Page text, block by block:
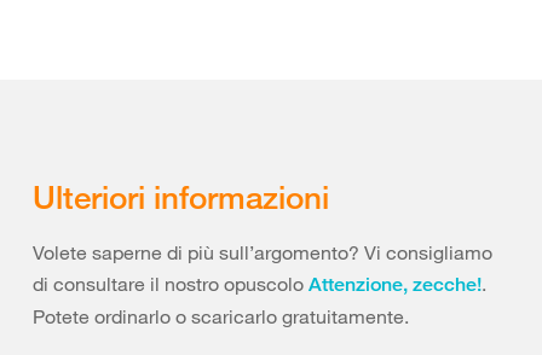
Ulteriori informazioni
Volete saperne di più sull’argomento? Vi consigliamo
di consultare il nostro opuscolo Attenzione, zecche!.
Potete ordinarlo o scaricarlo gratuitamente.